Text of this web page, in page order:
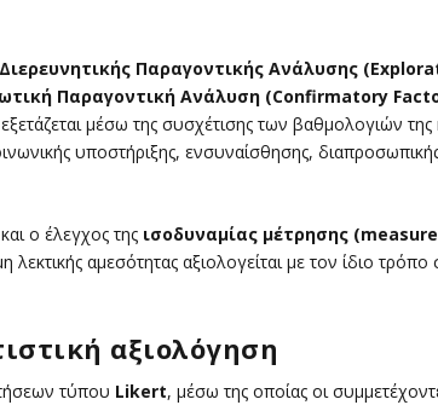
Διερευνητικής Παραγοντικής Ανάλυσης
Παραγοντική Ανάλυση (Confirmatory
μέσω της συσχέτισης των βαθμολογιών της
υποστήριξης, ενσυναίσθησης,
ο έλεγχος της ισοδυναμίας μέτρησης
λεκτικής αμεσότητας αξιολογείται με τον ίδιο
αξιολόγηση
τύπου Likert, μέσω της οποίας οι